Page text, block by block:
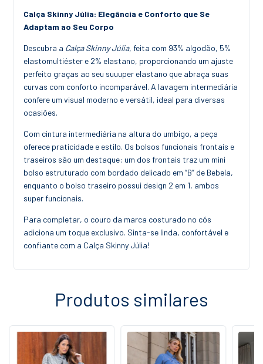
Calça Skinny Júlia: Elegância e Conforto que Se
Adaptam ao Seu Corpo
Descubra a Calça Skinny Júlia, feita com 93% algodão, 5%
elastomultiéster e 2% elastano, proporcionando um ajuste
perfeito graças ao seu suuuper elastano que abraça suas
curvas com conforto incomparável. A lavagem intermediária
confere um visual moderno e versátil, ideal para diversas
ocasiões.
Com cintura intermediária na altura do umbigo, a peça
oferece praticidade e estilo. Os bolsos funcionais frontais e
traseiros são um destaque: um dos frontais traz um mini
bolso estruturado com bordado delicado em “B” de Bebela,
enquanto o bolso traseiro possui design 2 em 1, ambos
super funcionais.
Para completar, o couro da marca costurado no cós
adiciona um toque exclusivo. Sinta-se linda, confortável e
confiante com a Calça Skinny Júlia!
Produtos similares